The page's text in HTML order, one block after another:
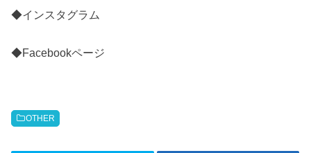
◆インスタグラム
◆Facebookページ
OTHER